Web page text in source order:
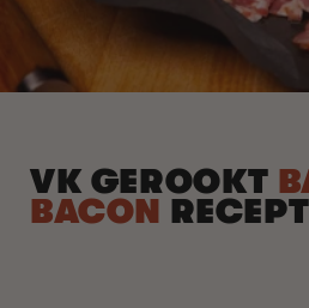
VK GEROOKT
BACON RECEPT